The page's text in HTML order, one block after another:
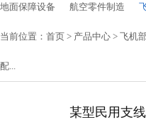
地面保障设备 航空零件制造
当前位置： 首页 > 产品中心 > 飞机
配...
某型民用支